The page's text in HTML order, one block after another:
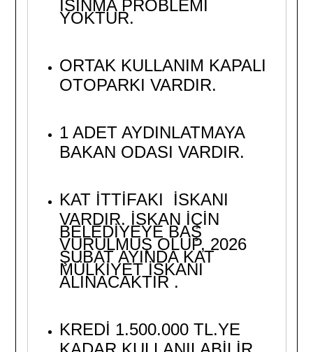
YOKTUR.
ORTAK KULLANIM KAPALI
OTOPARKI VARDIR.
1 ADET AYDINLATMAYA
BAKAN ODASI VARDIR.
KAT İTTİFAKI İSKANI
VARDIR. İSKAN İÇİN
BELEDİYEYE BAŞ
VURULMUŞ OLUP, 2026
ŞUBAT AYINDA KAT
MÜLKİYET İSKANI
ALINACAKTIR .
KREDİ 1.500.000 TL.YE
KADAR KULLANILABİLİR.